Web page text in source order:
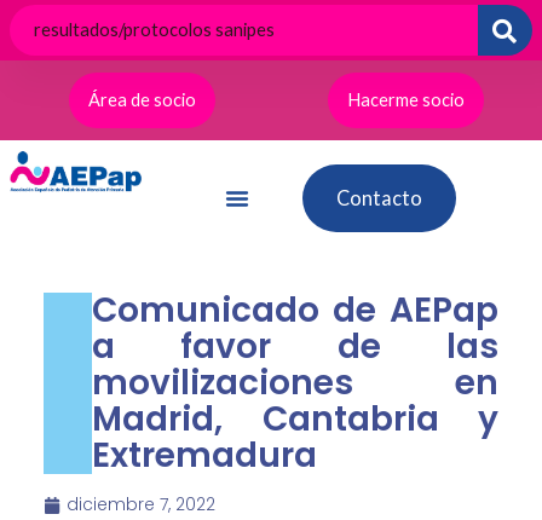
contenido
Área de socio
Hacerme socio
Contacto
Comunicado de AEPap
a favor de las
movilizaciones en
Madrid, Cantabria y
Extremadura
diciembre 7, 2022